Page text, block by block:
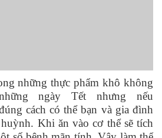
những thực phẩm khô không
ngày Tết nhưng nếu
cách có thể bạn và gia đình
Khi ăn vào cơ thể sẽ tích